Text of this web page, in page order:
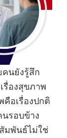
นยังรู้สึก
รื่องสุขภาพ
คือเรื่องปกติ
รอบข้าง
มพันธ์ไม่ใช่